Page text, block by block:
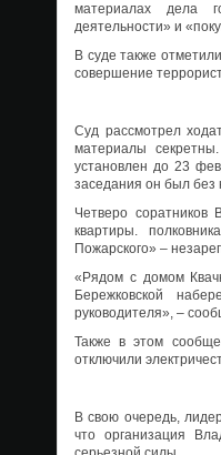
материалах дела
деятельности» и
В суде также
совершение
Суд рассмотрел
материалы
установлен до 23
заседания он был без
Четверо соратников
квартиры.
Пожарского» –
«Рядом с домом
Бережковской
руководителя», –
Также в этом
отключили
В свою очередь,
что организация